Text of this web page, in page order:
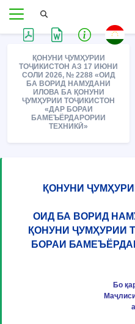
ҚОНУНИ ҶУМҲУРИИ
ТОҶИКИСТОН АЗ 17 ИЮНИ
СОЛИ 2026, № 2288 «ОИД
БА ВОРИД НАМУДАНИ
ИЛОВА БА ҚОНУНИ
ҶУМҲУРИИ ТОҶИКИСТОН
«ДАР БОРАИ
БАМЕЪЁРДАРОРИИ
ТЕХНИКӢ»
ҚОНУНИ
ОИД БА ВОРИД
ҚОНУНИ ҶУМҲУРИИ
БОРАИ
Бо